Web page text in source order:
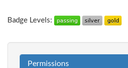
Badge Levels:
Permissions